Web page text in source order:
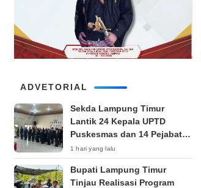
ADVETORIAL
‎Sekda Lampung Timur
Lantik 24 Kepala UPTD
Puskesmas dan 14 Pejabat
Fungsional, Dorong Inovasi
dan Pelayanan Prima
1 hari yang lalu
Bupati Lampung Timur
Tinjau Realisasi Program